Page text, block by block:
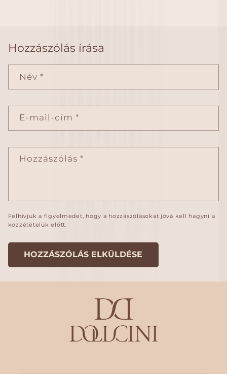
Hozzászólás írása
Név *
E-mail-cím*
Hozzászólás*
Felhívjuk a figyelmedet, hogy a hozzászólásokat jóvá kell hagyni a
közzétételük előtt.